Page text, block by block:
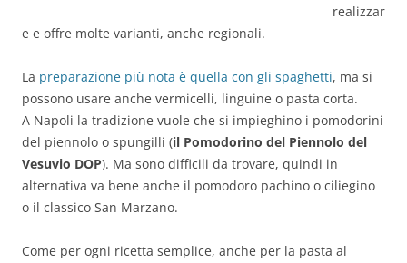
realizzar
e e offre molte varianti, anche regionali.
La preparazione più nota è quella con gli spaghetti, ma si
possono usare anche vermicelli, linguine o pasta corta.
A Napoli la tradizione vuole che si impieghino i pomodorini
del piennolo o spungilli (il Pomodorino del Piennolo del
Vesuvio DOP). Ma sono difficili da trovare, quindi in
alternativa va bene anche il pomodoro pachino o ciliegino
o il classico San Marzano.
Come per ogni ricetta semplice, anche per la pasta al